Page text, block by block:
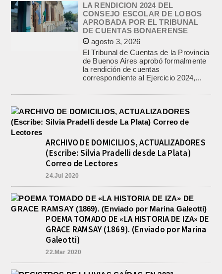
LA RENDICION 2024 DEL
CONSEJO ESCOLAR DE LOBOS
APROBADA POR EL TRIBUNAL
DE CUENTAS BONAERENSE
agosto 3, 2026
El Tribunal de Cuentas de la Provincia
de Buenos Aires aprobó formalmente
la rendición de cuentas
correspondiente al Ejercicio 2024,...
ARCHIVO DE DOMICILIOS, ACTUALIZADORES
(Escribe: Silvia Pradelli desde La Plata)
Correo de Lectores
24.Jul 2020
POEMA TOMADO DE «LA HISTORIA DE IZA» DE
GRACE RAMSAY (1869). (Enviado por Marina
Galeotti)
22.Mar 2020